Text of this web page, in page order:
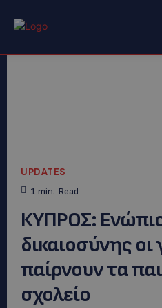
UPDATES
1 min. Read
ΚΥΠΡΟΣ:
δικαιοσύνης οι
παίρνουν τα
σχολείο